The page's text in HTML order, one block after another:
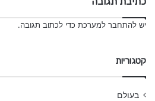
יש להתחבר למערכת כדי לכתוב תגובה.
קטגוריות
בעולם